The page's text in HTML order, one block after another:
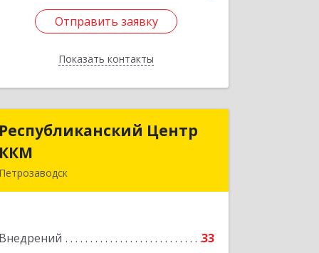
Отправить заявку
Показать контакты
Отправить заявку
Назад
Республиканский Центр
ККМ
Петрозаводск
Внедрений
33
Республиканский Центр
Подробнее